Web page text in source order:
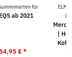
für
ab 2021
54,95 €*
|